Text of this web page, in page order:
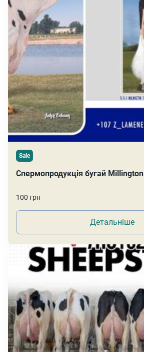
Sale
Спермопродукція бугай Millington
100 грн
Детальніше